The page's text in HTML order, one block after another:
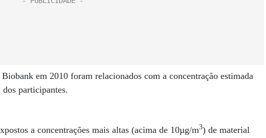
em 2010 foram relacionados com a concentração estimada
participantes.
a concentrações mais altas (acima de 10µg/m3) de material